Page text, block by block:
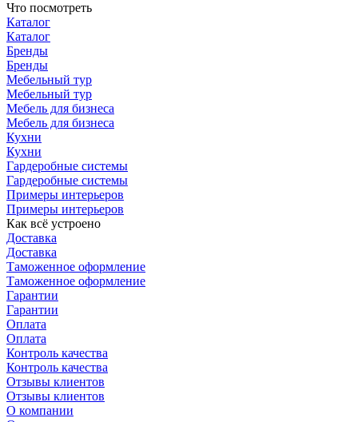
Что посмотреть
Каталог
Каталог
Бренды
Бренды
Мебельный тур
Мебельный тур
Мебель для бизнеса
Мебель для бизнеса
Кухни
Кухни
Гардеробные системы
Гардеробные системы
Примеры интерьеров
Примеры интерьеров
Как всё устроено
Доставка
Доставка
Таможенное оформление
Таможенное оформление
Гарантии
Гарантии
Оплата
Оплата
Контроль качества
Контроль качества
Отзывы клиентов
Отзывы клиентов
О компании